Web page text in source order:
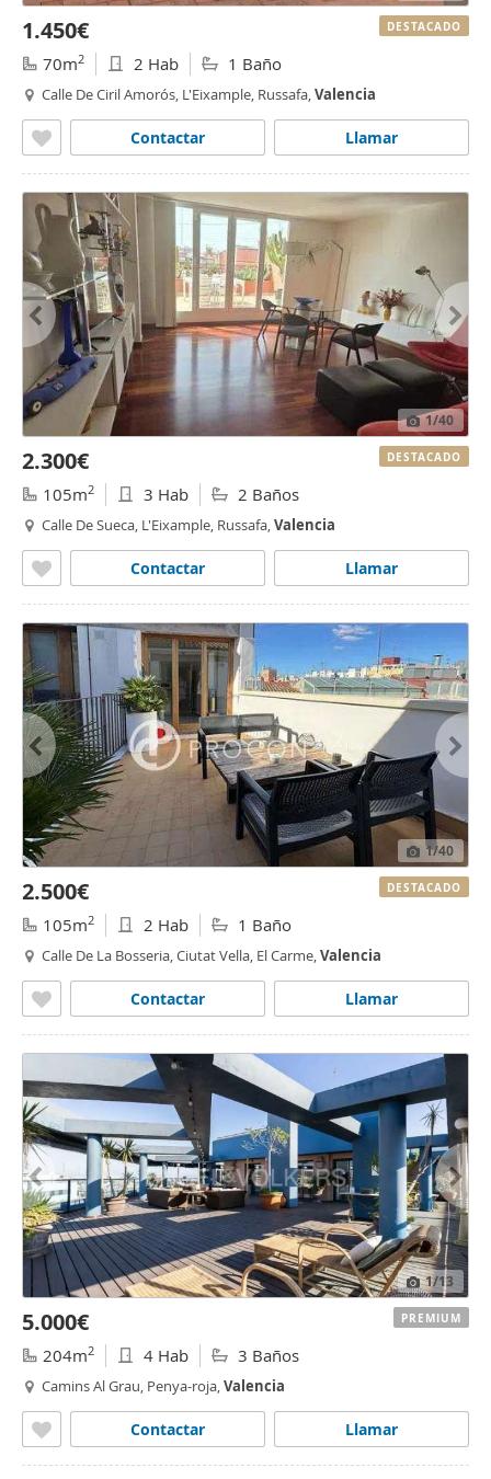
1.450€
70m2 2 Hab 1 Baño
Calle De Ciril Amorós, L'Eixample, Russafa,Valencia
Llamar
Contactar
DESTACADO
1/40
2.300€
105m2 3 Hab 2 Baños
Calle De Sueca, L'Eixample, Russafa,Valencia
Llamar
Contactar
DESTACADO
1/40
2.500€
105m2 2 Hab 1 Baño
Calle De La Bosseria, Ciutat Vella, El Carme,Valencia
Llamar
Contactar
DESTACADO
1/13
5.000€
204m2 4 Hab 3 Baños
Camins Al Grau, Penya-roja,Valencia
Llamar
Contactar
PREMIUM